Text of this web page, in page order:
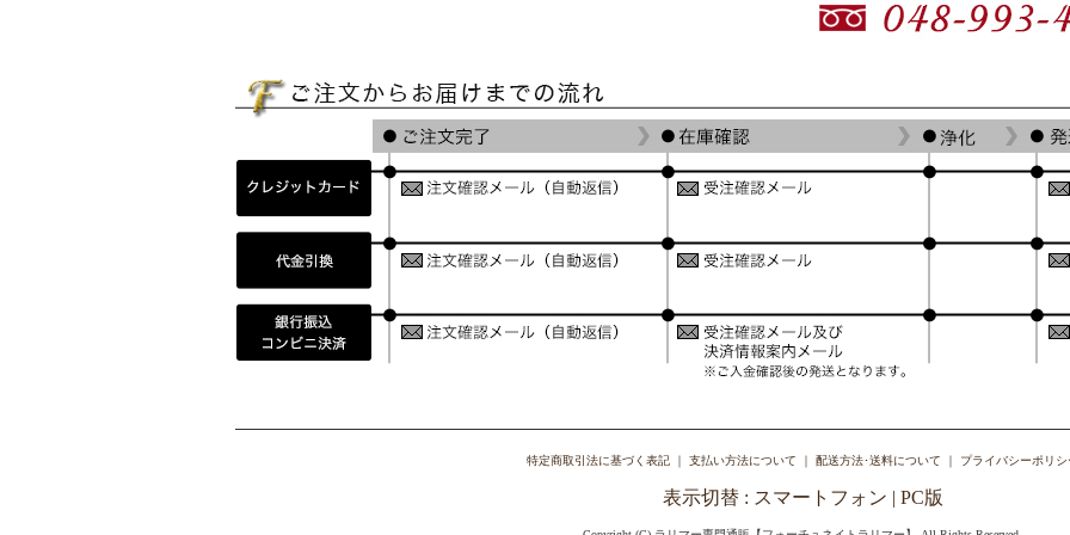
特定商取引法に基づく表記｜ 支払い方法について ｜ 配送方法･送料について ｜ プライバシーポリシ
表示切替 : スマートフォン | PC版